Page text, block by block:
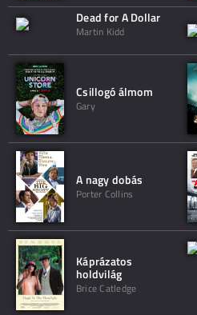
Dead for A Dollar
Martin Kidd
Csillogó álmom
Gary
A nagy dobás
Porter Collins
Káprázatos
holdvilág
Brice Catledge